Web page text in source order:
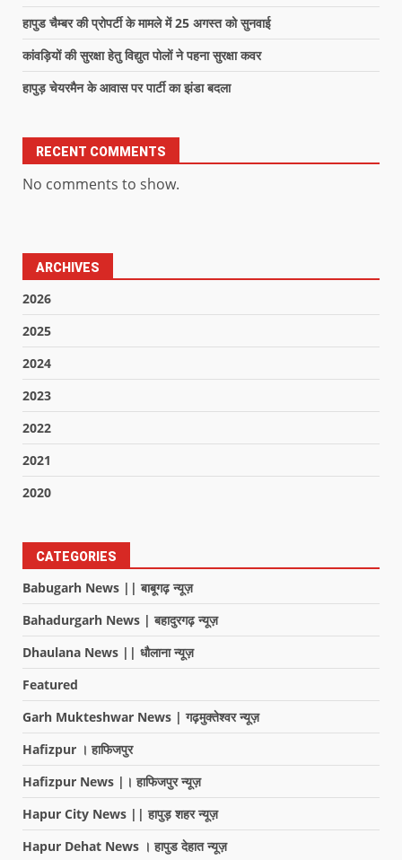
हापुड चैम्बर की प्रोपर्टी के मामले में 25 अगस्त को सुनवाई
कांवड़ियों की सुरक्षा हेतु विद्युत पोलों ने पहना सुरक्षा कवर
हापुड़ चेयरमैन के आवास पर पार्टी का झंडा बदला
RECENT COMMENTS
No comments to show.
ARCHIVES
2026
2025
2024
2023
2022
2021
2020
CATEGORIES
Babugarh News || बाबूगढ़ न्यूज़
Bahadurgarh News | बहादुरगढ़ न्यूज़
Dhaulana News || धौलाना न्यूज़
Featured
Garh Mukteshwar News | गढ़मुक्तेश्वर न्यूज़
Hafizpur । हाफिजपुर
Hafizpur News |। हाफिजपुर न्यूज़
Hapur City News || हापुड़ शहर न्यूज़
Hapur Dehat News । हापुड देहात न्यूज़